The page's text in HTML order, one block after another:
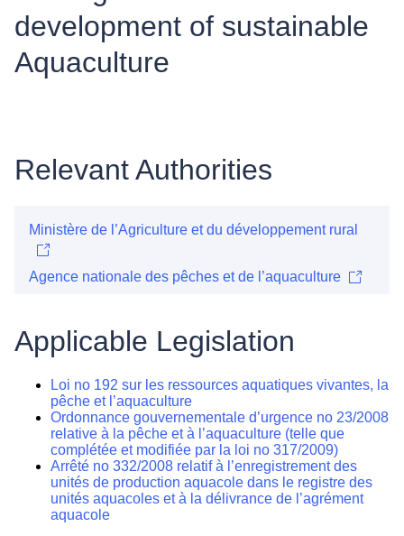
development of sustainable
Aquaculture
Relevant Authorities
Ministère de l’Agriculture et du développement rural
Agence nationale des pêches et de l’aquaculture
Applicable Legislation
Loi no 192 sur les ressources aquatiques vivantes, la
pêche et l’aquaculture
Ordonnance gouvernementale d’urgence no 23/2008
relative à la pêche et à l’aquaculture (telle que
complétée et modifiée par la loi no 317/2009)
Arrêté no 332/2008 relatif à l’enregistrement des
unités de production aquacole dans le registre des
unités aquacoles et à la délivrance de l’agrément
aquacole